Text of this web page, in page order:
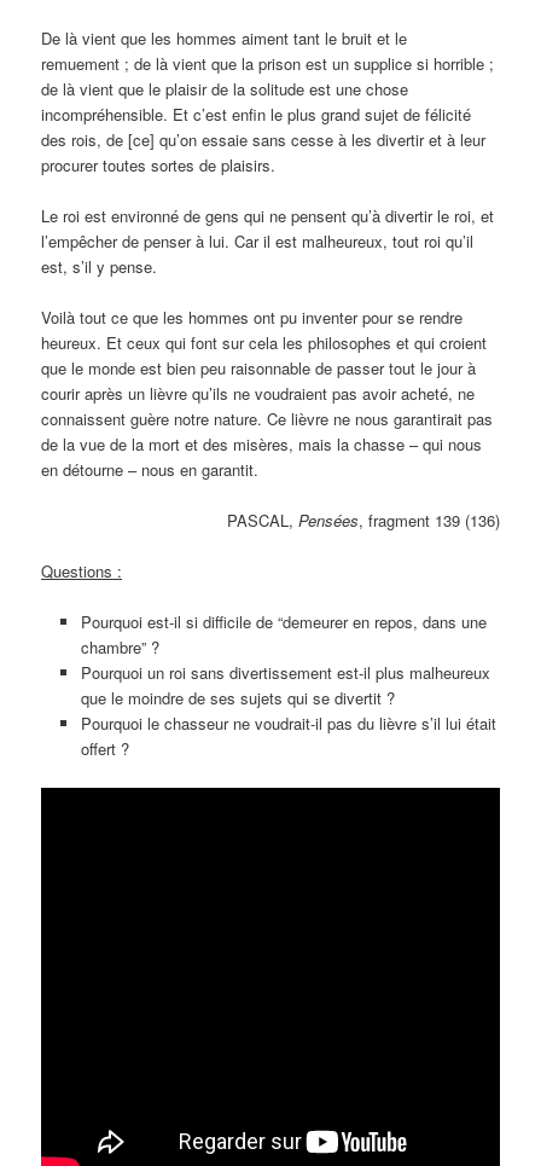
De là vient que les hommes aiment tant le bruit et le
remuement ; de là vient que la prison est un supplice si horrible ;
de là vient que le plaisir de la solitude est une chose
incompréhensible. Et c’est enfin le plus grand sujet de félicité
des rois, de [ce] qu’on essaie sans cesse à les divertir et à leur
procurer toutes sortes de plaisirs.
Le roi est environné de gens qui ne pensent qu’à divertir le roi, et
l’empêcher de penser à lui. Car il est malheureux, tout roi qu’il
est, s’il y pense.
Voilà tout ce que les hommes ont pu inventer pour se rendre
heureux. Et ceux qui font sur cela les philosophes et qui croient
que le monde est bien peu raisonnable de passer tout le jour à
courir après un lièvre qu’ils ne voudraient pas avoir acheté, ne
connaissent guère notre nature. Ce lièvre ne nous garantirait pas
de la vue de la mort et des misères, mais la chasse – qui nous
en détourne – nous en garantit.
PASCAL, Pensées, fragment 139 (136)
Questions :
Pourquoi est-il si difficile de “demeurer en repos, dans une
chambre” ?
Pourquoi un roi sans divertissement est-il plus malheureux
que le moindre de ses sujets qui se divertit ?
Pourquoi le chasseur ne voudrait-il pas du lièvre s’il lui était
offert ?